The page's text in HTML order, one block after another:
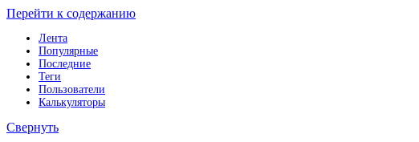
Перейти к содержанию
Лента
Популярные
Последние
Теги
Пользователи
Калькуляторы
Свернуть